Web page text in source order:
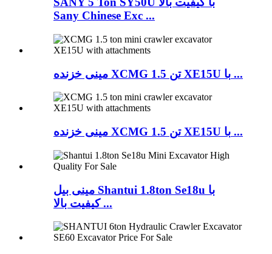
Sany Chinese Exc ...
مینی خزنده XCMG 1.5 تن XE15U با ...
مینی خزنده XCMG 1.5 تن XE15U با ...
مینی بیل Shantui 1.8ton Se18u با
کیفیت بالا ...